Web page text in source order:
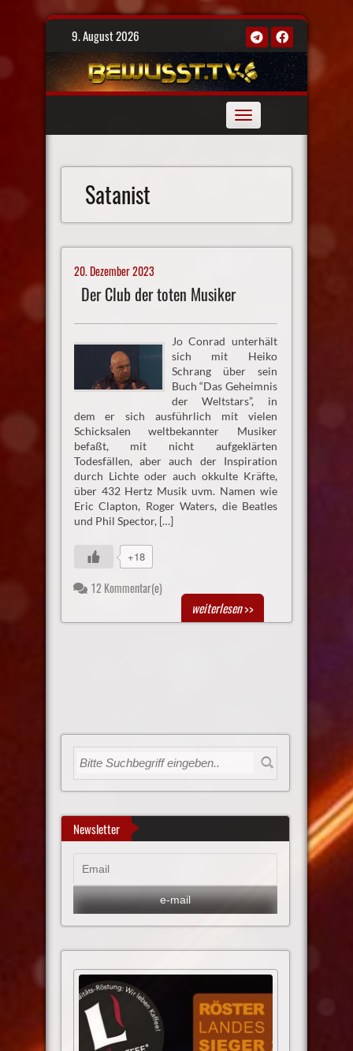
Skip
9. August 2026
Toggle
navigation
Satanist
20. Dezember 2023
Der Club der toten Musiker
Jo Conrad unterhält
sich mit Heiko
Schrang über sein
Buch “Das Geheimnis
der Weltstars”, in
dem er sich ausführlich mit vielen
Schicksalen weltbekannter Musiker
befaßt, mit nicht aufgeklärten
Todesfällen, aber auch der Inspiration
durch Lichte oder auch okkulte Kräfte,
über 432 Hertz Musik uvm. Namen wie
Eric Clapton, Roger Waters, die Beatles
und Phil Spector, […]
+18
12 Kommentar(e)
weiterlesen>>
Newsletter